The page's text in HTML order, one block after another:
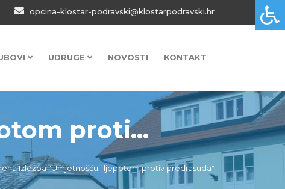
opcina-klostar-podravski@klostarpodravski.hr
UDRUGE NOVOSTI KONTAKT
proti...
Izložba "Umjetnošću i ljepotom protiv predrasuda"